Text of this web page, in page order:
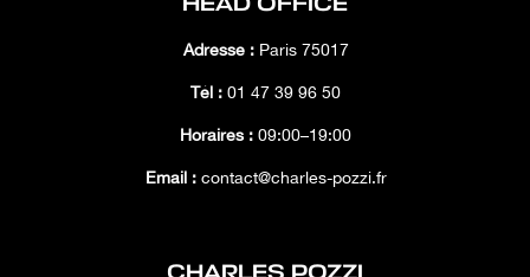
Adresse :Paris 75017
Tél : 01 47 39 96 50
Horaires : 09:00–19:00
Email :contact@charles-pozzi.fr